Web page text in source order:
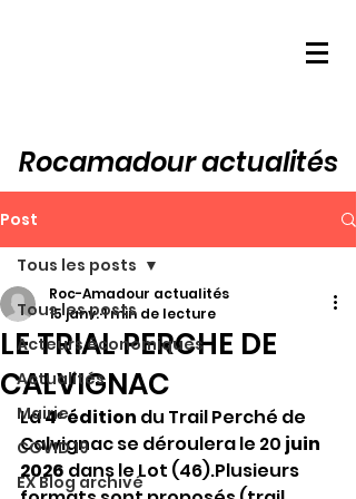
Rocamadour actualités
Post
Tous les posts
Acteurs économiques
Actualités
Mairie
COVID 19
EX Blog archivé
Tous les posts
LE TRIAL PERCHE DE
CALVIGNAC
Roc-Amadour actualités
15 janv.1 min de lecture
La 4ᵉ édition du Trail Perché de
Calvignac se déroulera le 20 juin
2026 dans le Lot (46).Plusieurs